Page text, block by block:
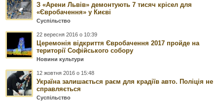
З «Арени Львів» демонтують 7 тисяч крісел для
«Євробачення» у Києві
Суспільство
22 вересня 2016 о 10:39
Церемонія відкриття Євробачення 2017 пройде на
території Софійського собору
Новини культури
12 жовтня 2016 о 15:48
Україна залишається раєм для крадіїв авто. Поліція не
справляється
Суспільство